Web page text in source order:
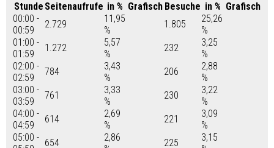
Stunde Seitenaufrufe in % Grafisch Besuche in % Grafisch
00:00 -
00:59
2.729
11,95
%
1.805
25,26
%
01:00 -
01:59
1.272
5,57
%
232
3,25
%
02:00 -
02:59
784
3,43
%
206
2,88
%
03:00 -
03:59
761
3,33
%
230
3,22
%
04:00 -
04:59
614
2,69
%
221
3,09
%
05:00 - 654
2,86
225
3,15